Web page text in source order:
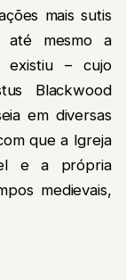
mais sutis
até mesmo a
– cujo
Blackwood
em diversas
que a Igreja
e a própria
medievais,